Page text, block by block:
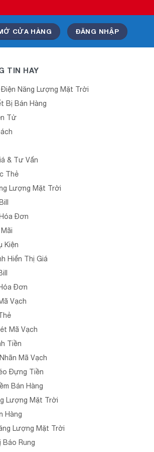
CỬA HÀNG ĐĂNG NHẬP
TIN HAY
Năng Lượng Mặt Trời
Bị Bán Hàng
Tử
& Tư Vấn
Thẻ
Lượng Mặt Trời
Đơn
Kiện
Hiển Thị Giá
Đơn
Vạch
Mã Vạch
Tiền
Mã Vạch
Đựng Tiền
Bán Hàng
Lượng Mặt Trời
Hàng
Lượng Mặt Trời
Báo Rung